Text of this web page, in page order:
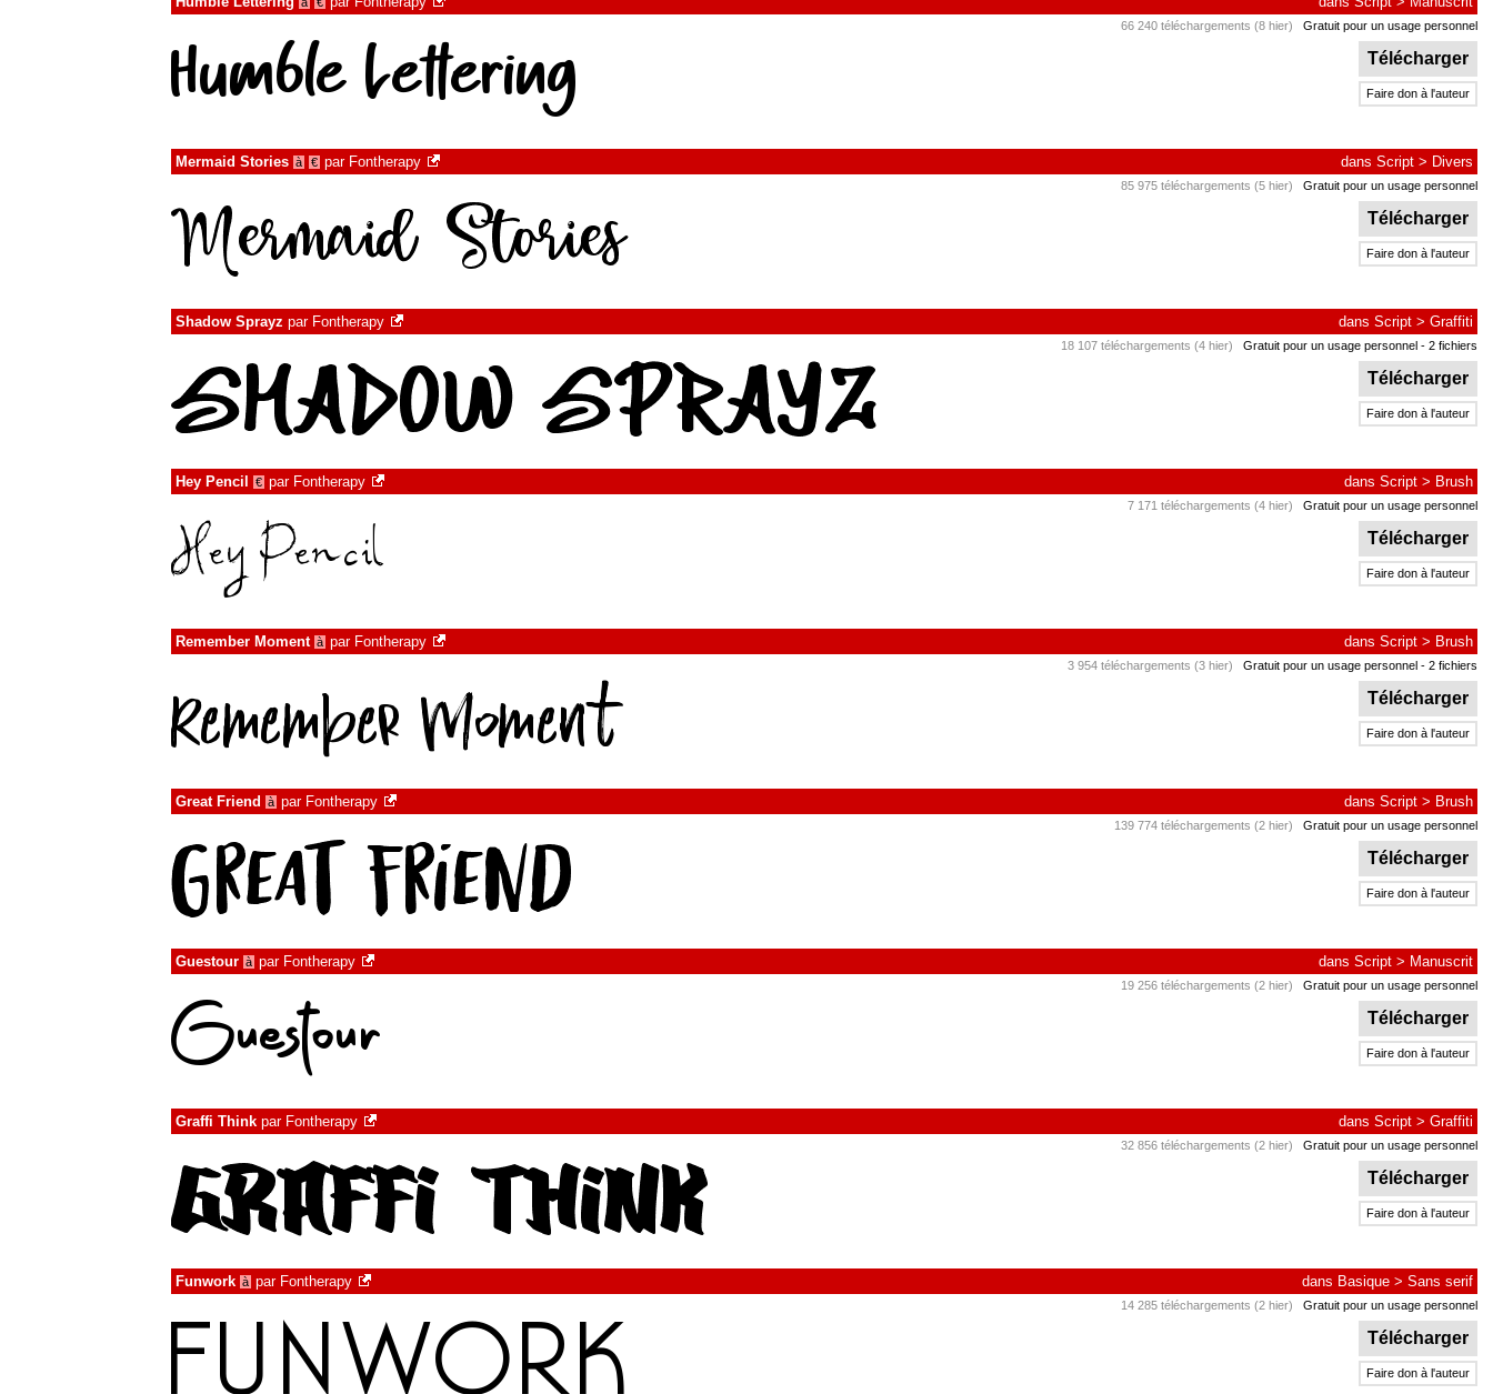
66 240 téléchargements (8 hier) Gratuit pour un usage personnel
Télécharger
Faire don à l'auteur
Mermaid Stories à € par Fontherapy dans Script > Divers
85 975 téléchargements (5 hier) Gratuit pour un usage personnel
Télécharger
Faire don à l'auteur
Shadow Sprayz par Fontherapy dans Script > Graffiti
18 107 téléchargements (4 hier) Gratuit pour un usage personnel - 2 fichiers
Télécharger
Faire don à l'auteur
Hey Pencil € par Fontherapy dans Script > Brush
7 171 téléchargements (4 hier) Gratuit pour un usage personnel
Télécharger
Faire don à l'auteur
Remember Moment à par Fontherapy dans Script > Brush
3 954 téléchargements (3 hier) Gratuit pour un usage personnel - 2 fichiers
Télécharger
Faire don à l'auteur
Great Friend à par Fontherapy dans Script > Brush
139 774 téléchargements (2 hier) Gratuit pour un usage personnel
Télécharger
Faire don à l'auteur
Guestour à par Fontherapy dans Script > Manuscrit
19 256 téléchargements (2 hier) Gratuit pour un usage personnel
Télécharger
Faire don à l'auteur
Graffi Think par Fontherapy dans Script > Graffiti
32 856 téléchargements (2 hier) Gratuit pour un usage personnel
Télécharger
Faire don à l'auteur
Funwork à par Fontherapy dans Basique > Sans serif
14 285 téléchargements (2 hier) Gratuit pour un usage personnel
Télécharger
Faire don à l'auteur